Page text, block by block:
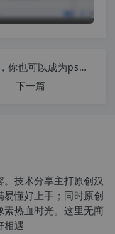
不会ps，你也可以成为ps高手，最强傻瓜式人像一键磨皮美白瘦脸美妆PS插件
下一篇
技术分享主打原创汉
懂好上手；同时原创
热血时光。这里无商
相遇